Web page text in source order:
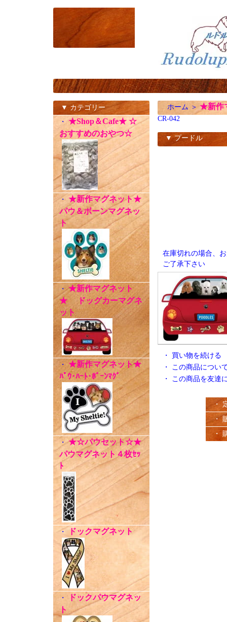
▼ カテゴリー
・ ★Shop＆Cafe★ ☆
おすすめのおやつ☆
・ ★新作マグネット★
パウ＆ボーンマグネッ
ト
・★新作マグネット
★ ドッグカーマグネ
ット
・ ★新作マグネット★
ﾊﾟｳ･ﾊｰﾄ･ﾎﾞｰﾝﾏｸﾞ
・★☆パウセット☆★
パウマグネット４枚ｾｯ
ﾄ
・ドックマグネット
・
ドックパウマグネッ
ト
ホーム ＞★新作
CR-042
▼ プードル
在庫切れの場合、
ご了承下さい
・ 買い物を続ける
・
この商品につい
・
この商品を友達
・
・
・